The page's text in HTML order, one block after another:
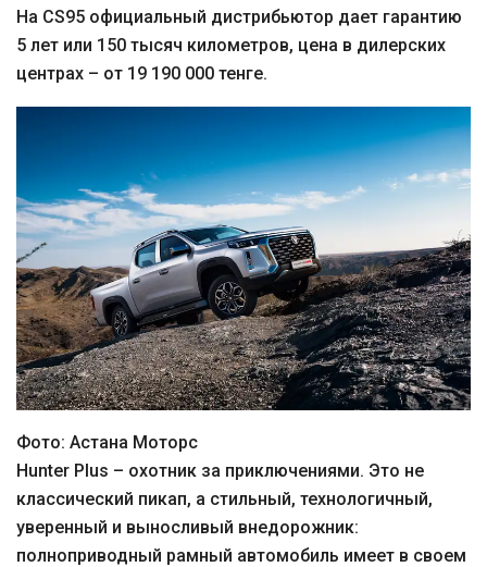
На CS95 официальный дистрибьютор дает гарантию
5 лет или 150 тысяч километров, цена в дилерских
центрах – от 19 190 000 тенге.
Фото: Астана Моторс
Hunter Plus – охотник за приключениями. Это не
классический пикап, а стильный, технологичный,
уверенный и выносливый внедорожник:
полноприводный рамный автомобиль имеет в своем